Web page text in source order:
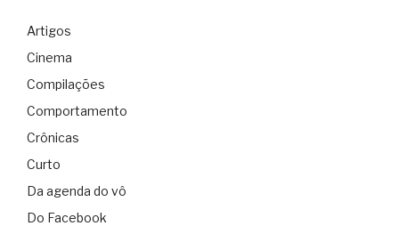
Artigos
Cinema
Compilações
Comportamento
Crônicas
Curto
Da agenda do vô
Do Facebook